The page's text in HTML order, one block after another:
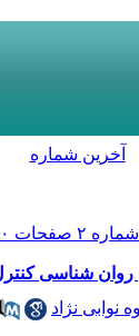
روان شناسی
نوابی نژاد